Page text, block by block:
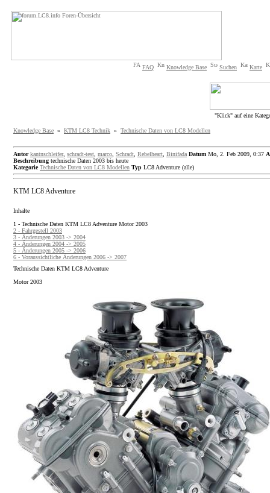
FAQ Knowledge Base Suchen Karte
"Klick" auf eine
Knowledge Base » KTM LC8 Technik » Technische Daten von LC8 Modellen
Autor kantnschleifer, schradt-test marco Schradt Rebelheart Binifada Datum Mo, 2. Feb 2009, 0:37
Beschreibung technische Daten 2003 bis heute
Kategorie Technische Daten von LC8 Modellen Typ LC8 Adventure (alle)
KTM LC8 Adventure
Inhalte
1 - Technische Daten KTM LC8 Adventure Motor 2003
2 - Fahrgestell 2003
3 - Änderungen 2003 -> 2004
4 - Änderungen 2004 -> 2005
5 - Änderungen 2005 -> 2006
6 - Voraussichtliche Änderungen 2006 -> 2007
Technische Daten KTM LC8 Adventure
Motor 2003